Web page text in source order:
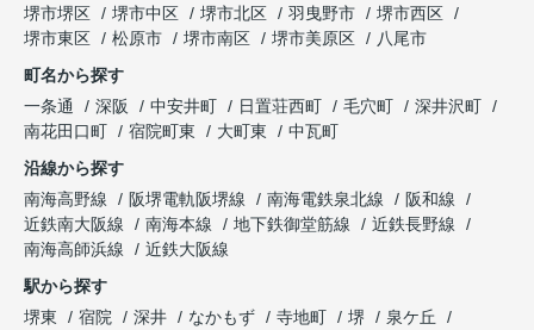
堺市堺区
堺市中区 堺市北区 羽曳野市
堺市西区
堺市東区
松原市 堺市南区 堺市美原区
八尾市
町名から探す
一条通
深阪 中安井町 日置荘西町 毛穴町
深井沢町
南花田口町
宿院町東 大町東
中瓦町
沿線から探す
南海高野線
阪堺電軌阪堺線 南海電鉄泉北線
阪和線
近鉄南大阪線
南海本線 地下鉄御堂筋線
近鉄長野線
南海高師浜線
近鉄大阪線
駅から探す
堺東
宿院 深井 なかもず 寺地町 堺
泉ケ丘